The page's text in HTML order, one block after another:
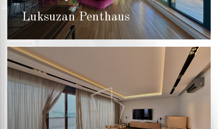
Luksuzan Penthaus